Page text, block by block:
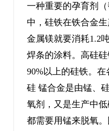
一种重要的孕育剂
中，硅铁在铁合金
金属镁就要消耗1.2
焊条的涂料。高硅
90%以上的硅铁。
硅 锰合金是由锰、
氧剂，又是生产中
都需要用锰来脱氧